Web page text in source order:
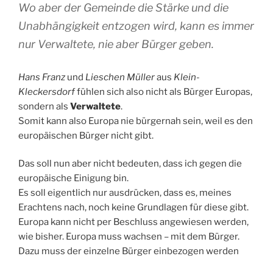
Wo aber der Gemeinde die Stärke und die
Unabhängigkeit entzogen wird, kann es immer
nur Verwaltete, nie aber Bürger geben.
Hans Franz und Lieschen Mülleraus Klein-
Kleckersdorffühlen sich also nicht als Bürger Europas,
sondern als Verwaltete.
Somit kann also Europa nie bürgernah sein, weil es den
europäischen Bürger nicht gibt.
Das soll nun aber nicht bedeuten, dass ich gegen die
europäische Einigung bin.
Es soll eigentlich nur ausdrücken, dass es, meines
Erachtens nach, noch keine Grundlagen für diese gibt.
Europa kann nicht per Beschluss angewiesen werden,
wie bisher. Europa muss wachsen – mit dem Bürger.
Dazu muss der einzelne Bürger einbezogen werden